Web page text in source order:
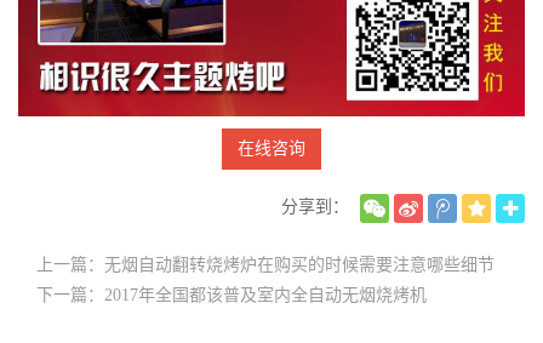
在线咨询
分享到：
上一篇：无烟自动翻转烧烤炉在购买的时候需要注意哪些细节
下一篇：2017年全国都该普及室内全自动无烟烧烤机